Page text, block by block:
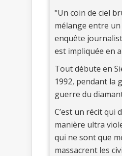
"Un coin de ciel
mélange entre
enquête
est impliquée en
Tout débute en
1992, pendant la
guerre du
C’est un récit qui
manière ultra
qui ne sont que
massacrent les